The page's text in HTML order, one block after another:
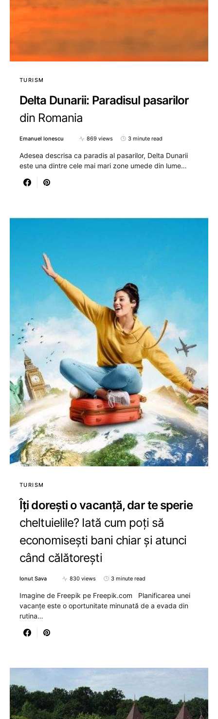
TURISM
Delta Dunarii: Paradisul pasarilor
din Romania
Emanuel Ionescu 869 views 3 minute read
Adesea descrisa ca paradis al pasarilor, Delta Dunarii
este una dintre cele mai mari zone umede din lume…
TURISM
Îți dorești o vacanță, dar te sperie
cheltuielile? Iată cum poți să
economisești bani chiar și atunci
când călătorești
Ionut Sava 830 views 3 minute read
Imagine de Freepik pe Freepik.com Planificarea unei
vacanțe este o oportunitate minunată de a evada din
rutina…